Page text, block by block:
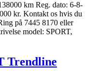
km Reg. dato: 6-8-
kr. Kontakt os hvis du
på 7445 8170 eller
model: SPORT,
Trendline